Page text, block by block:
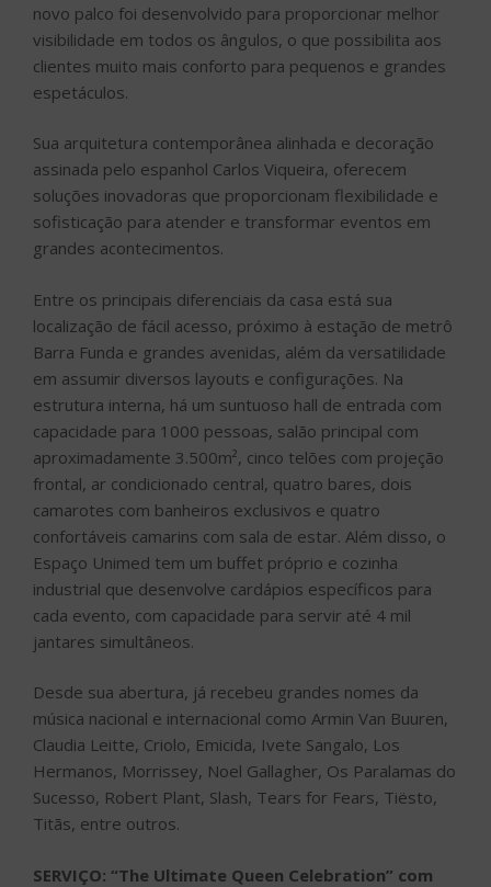
novo palco foi desenvolvido para proporcionar melhor
visibilidade em todos os ângulos, o que possibilita aos
clientes muito mais conforto para pequenos e grandes
espetáculos.
Sua arquitetura contemporânea alinhada e decoração
assinada pelo espanhol Carlos Viqueira, oferecem
soluções inovadoras que proporcionam flexibilidade e
sofisticação para atender e transformar eventos em
grandes acontecimentos.
Entre os principais diferenciais da casa está sua
localização de fácil acesso, próximo à estação de metrô
Barra Funda e grandes avenidas, além da versatilidade
em assumir diversos layouts e configurações. Na
estrutura interna, há um suntuoso hall de entrada com
capacidade para 1000 pessoas, salão principal com
aproximadamente 3.500m², cinco telões com projeção
frontal, ar condicionado central, quatro bares, dois
camarotes com banheiros exclusivos e quatro
confortáveis camarins com sala de estar. Além disso, o
Espaço Unimed tem um buffet próprio e cozinha
industrial que desenvolve cardápios específicos para
cada evento, com capacidade para servir até 4 mil
jantares simultâneos.
Desde sua abertura, já recebeu grandes nomes da
música nacional e internacional como Armin Van Buuren,
Claudia Leitte, Criolo, Emicida, Ivete Sangalo, Los
Hermanos, Morrissey, Noel Gallagher, Os Paralamas do
Sucesso, Robert Plant, Slash, Tears for Fears, Tiësto,
Titãs, entre outros.
SERVIÇO: “The Ultimate Queen Celebration” com